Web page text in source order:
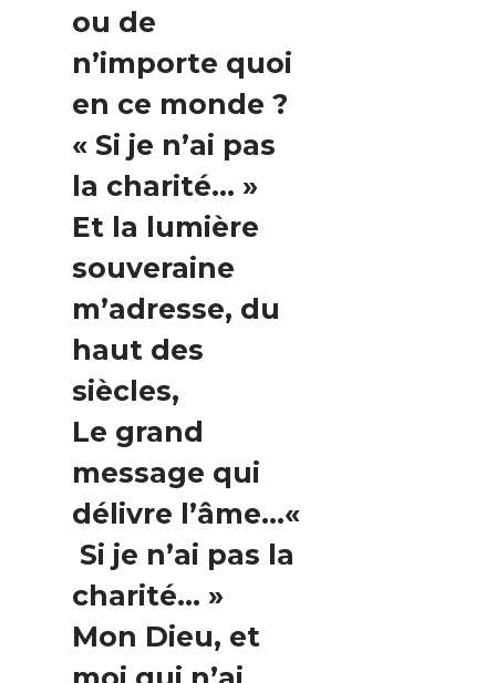
ou de
n’importe quoi
en ce monde ?
« Si je n’ai pas
la charité… »
Et la lumière
souveraine
m’adresse, du
haut des
siècles,
Le grand
message qui
délivre l’âme…«
Si je n’ai pas la
charité… »
Mon Dieu, et